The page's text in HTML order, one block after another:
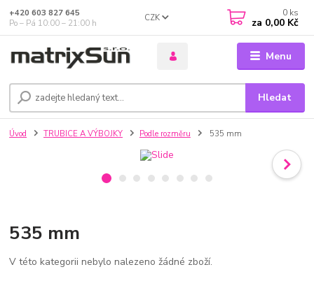
Menu
CZK
Hledat
+420 603 827 645
Po – Pá 10:00 – 21:00 h
0 ks
za 0,00 Kč
Úvod TRUBICE A VÝBOJKY Podle rozměru 535 mm
535 mm
V této kategorii nebylo nalezeno žádné zboží.